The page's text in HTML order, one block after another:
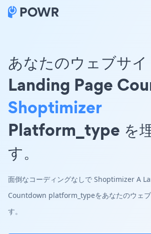
あなたのウェブサ
Landing Page
Shoptimizer
Platform_type を
す。
面倒なコーディングなしで Shoptimizer A
Countdown platform_typeをあなたのウェブ
す。